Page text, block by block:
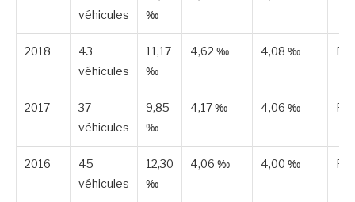
véhicules
‰
2018
43
véhicules
11,17
‰
4,62 ‰ 4,08 ‰
2017
37
véhicules
9,85
‰
4,17 ‰ 4,06 ‰
2016
45
véhicules
12,30
‰
4,06 ‰ 4,00 ‰